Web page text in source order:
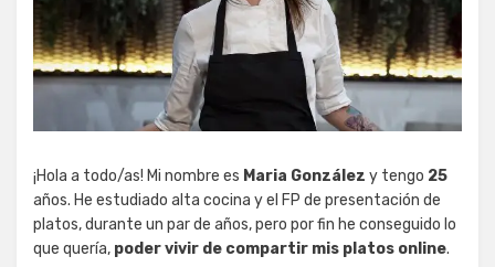
¡Hola a todo/as! Mi nombre es Maria González y tengo 25
años. He estudiado alta cocina y el FP de presentación de
platos, durante un par de años, pero por fin he conseguido lo
que quería, poder vivir de compartir mis platos online.